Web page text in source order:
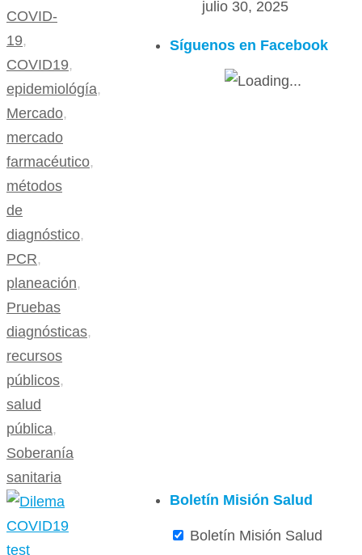
COVID-
19,
COVID19,
epidemiológía,
Mercado,
mercado
farmacéutico,
métodos
de
diagnóstico,
PCR,
planeación,
Pruebas
diagnósticas,
recursos
públicos,
salud
pública,
Soberanía
sanitaria
julio 30, 2025
Síguenos en Facebook
Boletín Misión Salud
Boletín Misión Salud